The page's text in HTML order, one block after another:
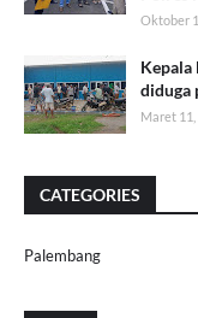
Oktober
Kepala
diduga
Maret 11,
CATEGORIES
Palembang